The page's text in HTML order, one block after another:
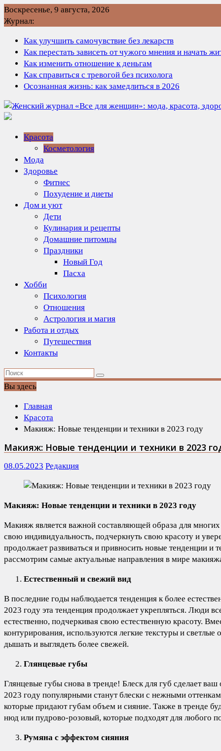
Перейти
к
Воскресенье, 9 августа, 2026
Журнал:
Как улучшить самочувствие без лекарств
Как перестать зависеть от чужого мнения и начать
Как изменить отношение к деньгам
Как справиться с тревогой без психолога
Осознанная жизнь: как замедлиться в 2026
Красота
Косметология
Мода
Здоровье
Фитнес
Похудение и диеты
Дом и уют
Дети
Кулинария и рецепты
Домашние питомцы
Праздники
Новый Год
Пасха
Хобби
Психология
Отношения
Астрология и магия
Работа и отдых
Путешествия
Контакты
Вы здесь
Главная
Красота
Макияж: Новые тенденции и техники в 2023 году
Макияж: Новые тенденции и техники в 2023
08.05.2023 Редакция
Макияж: Новые тенденции и техники в 2023 году
Макияж является важной составляющей образа для
свою индивидуальность, подчеркнуть свою красоту и
продолжает развиваться и привносить новые тенденции и
рассмотрим самые актуальные направления в мире
Естественный и свежий вид
В последние годы наблюдается тенденция к более
2023 году эта тенденция продолжает укрепляться. Люди
естественно, подчеркивая свою естественную красоту.
контурирования, используются легкие текстуры и светлые
дышать и выглядеть более свежей.
Глянцевые губы
Глянцевые губы снова в тренде! Блеск для губ сделает
2023 году популярными станут блески с нежными
которые придают губам объем и сияние. Также в тренде
нюд или пудрово-розовый, которые подходят для любого
Румяна с эффектом сияния